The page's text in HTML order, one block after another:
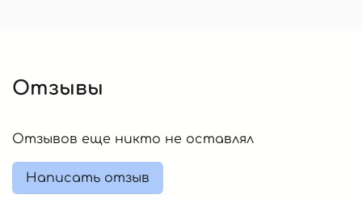
Отзывы
Отзывов еще никто не оставлял
Написать отзыв